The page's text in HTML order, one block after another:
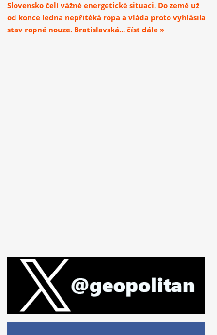
Slovensko čelí vážné energetické situaci. Do země už
od konce ledna nepřitéká ropa a vláda proto vyhlásila
stav ropné nouze. Bratislavská... číst dále »